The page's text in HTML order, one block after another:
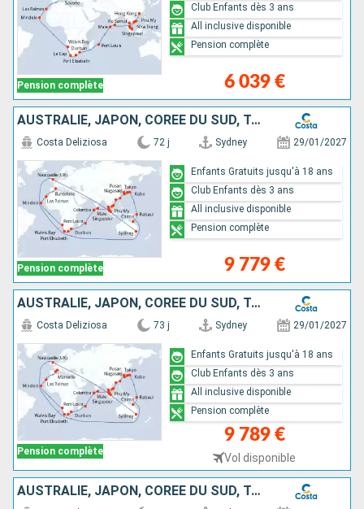
Pension complète 6 039 €
Club Enfants dès 3 ans
All inclusive disponible
Pension complète
AUSTRALIE, JAPON, CORÉE DU SUD, TAÏWAN, CHINE, VIETNAM, SINGAPOUR, MALAISIE, SRI LANKA, MALDIVES, MAURICE, AFRIQUE DU SUD, NAMIBIA, CAP VERT, CANARIES
Pension complète
Costa Deliziosa 72 j Sydney 29/01/2027
9 779 €
Enfants Gratuits jusqu'à 18 ans
Club Enfants dès 3 ans
All inclusive disponible
Pension complète
AUSTRALIE, JAPON, CORÉE DU SUD, TAÏWAN, CHINE, VIETNAM, SINGAPOUR, MALAISIE, SRI LANKA, MALDIVES, MAURICE, AFRIQUE DU SUD, NAMIBIA, CAP VERT, CANARIES
Pension complète
Costa Deliziosa 73 j Sydney 29/01/2027
9 789 €
Vol disponible
Enfants Gratuits jusqu'à 18 ans
Club Enfants dès 3 ans
All inclusive disponible
Pension complète
AUSTRALIE, JAPON, CORÉE DU SUD, TAÏWAN, CHINE, VIETNAM, SINGAPOUR, MALAISIE, SRI LANKA, MALDIVES, MAURICE, AFRIQUE DU SUD, NAMIBIA, CAP VERT, CANARIES